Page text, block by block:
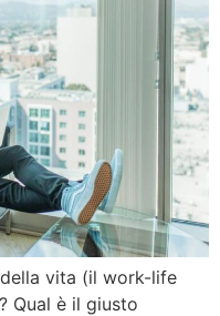
vita (il work-life
Qual è il giusto